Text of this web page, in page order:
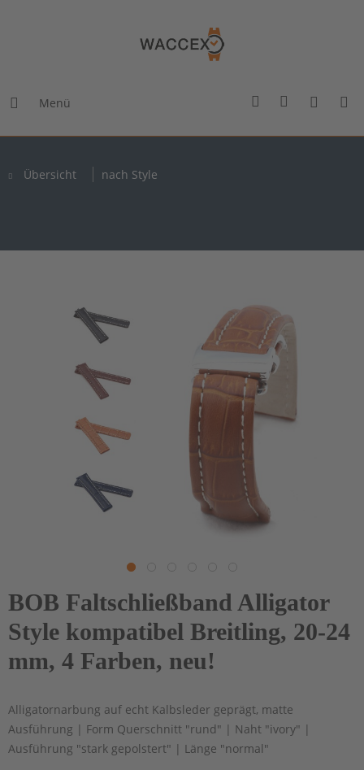
Menü
Übersicht nach Style
BOB Faltschließband Alligator
Style kompatibel Breitling, 20-24
mm, 4 Farben, neu!
Alligatornarbung auf echt Kalbsleder geprägt, matte
Ausführung | Form Querschnitt "rund" | Naht "ivory" |
Ausführung "stark gepolstert" | Länge "normal"